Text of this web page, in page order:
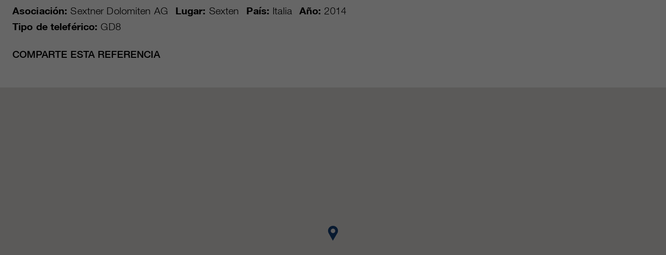
Asociación: Sextner Dolomiten AG Lugar: Sexten País: Italia Año: 2014
Tipo de teleférico: GD8
COMPARTE ESTA REFERENCIA